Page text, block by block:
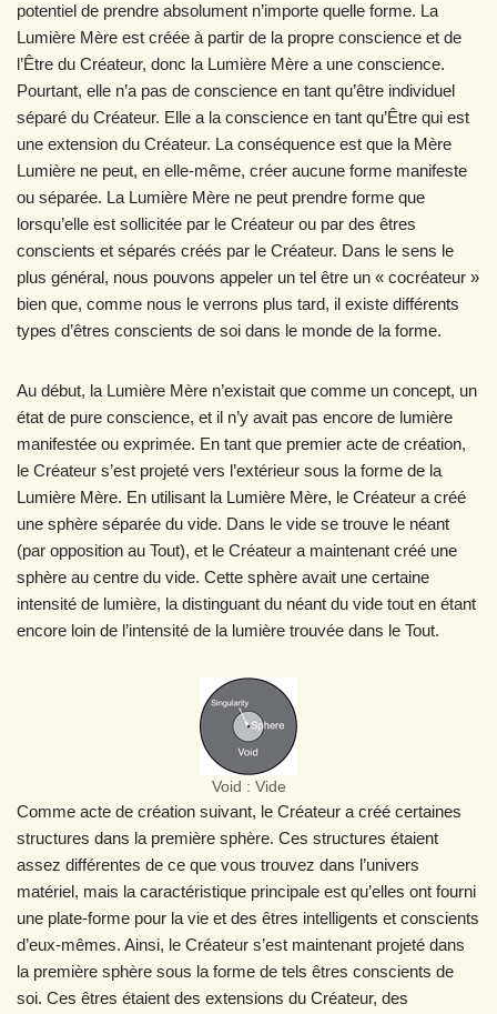
potentiel de prendre absolument n’importe quelle forme. La
Lumière Mère est créée à partir de la propre conscience et de
l’Être du Créateur, donc la Lumière Mère a une conscience.
Pourtant, elle n’a pas de conscience en tant qu’être individuel
séparé du Créateur. Elle a la conscience en tant qu’Être qui est
une extension du Créateur. La conséquence est que la Mère
Lumière ne peut, en elle-même, créer aucune forme manifeste
ou séparée. La Lumière Mère ne peut prendre forme que
lorsqu’elle est sollicitée par le Créateur ou par des êtres
conscients et séparés créés par le Créateur. Dans le sens le
plus général, nous pouvons appeler un tel être un « cocréateur »
bien que, comme nous le verrons plus tard, il existe différents
types d’êtres conscients de soi dans le monde de la forme.
Au début, la Lumière Mère n’existait que comme un concept, un
état de pure conscience, et il n’y avait pas encore de lumière
manifestée ou exprimée. En tant que premier acte de création,
le Créateur s’est projeté vers l’extérieur sous la forme de la
Lumière Mère. En utilisant la Lumière Mère, le Créateur a créé
une sphère séparée du vide. Dans le vide se trouve le néant
(par opposition au Tout), et le Créateur a maintenant créé une
sphère au centre du vide. Cette sphère avait une certaine
intensité de lumière, la distinguant du néant du vide tout en étant
encore loin de l’intensité de la lumière trouvée dans le Tout.
Void : Vide
Comme acte de création suivant, le Créateur a créé certaines
structures dans la première sphère. Ces structures étaient
assez différentes de ce que vous trouvez dans l’univers
matériel, mais la caractéristique principale est qu’elles ont fourni
une plate-forme pour la vie et des êtres intelligents et conscients
d’eux-mêmes. Ainsi, le Créateur s’est maintenant projeté dans
la première sphère sous la forme de tels êtres conscients de
soi. Ces êtres étaient des extensions du Créateur, des